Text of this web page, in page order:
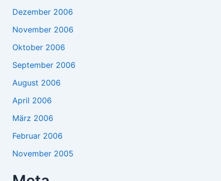
Dezember 2006
November 2006
Oktober 2006
September 2006
August 2006
April 2006
März 2006
Februar 2006
November 2005